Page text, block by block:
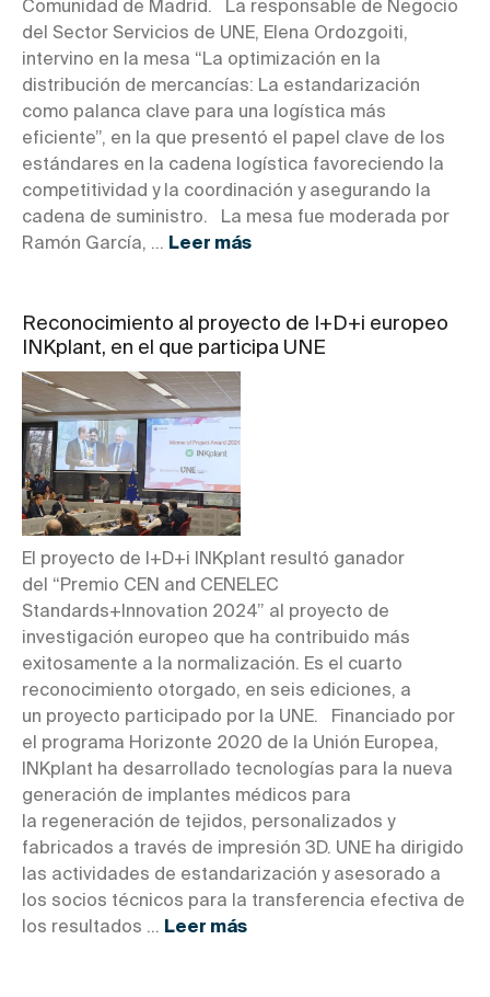
Comunidad de Madrid. La responsable de Negocio
del Sector Servicios de UNE, Elena Ordozgoiti,
intervino en la mesa “La optimización en la
distribución de mercancías: La estandarización
como palanca clave para una logística más
eficiente”, en la que presentó el papel clave de los
estándares en la cadena logística favoreciendo la
competitividad y la coordinación y asegurando la
cadena de suministro. La mesa fue moderada por
Ramón García, ... Leer más
Reconocimiento al proyecto de I+D+i europeo
INKplant, en el que participa UNE
El proyecto de I+D+i INKplant resultó ganador
del “Premio CEN and CENELEC
Standards+Innovation 2024” al proyecto de
investigación europeo que ha contribuido más
exitosamente a la normalización. Es el cuarto
reconocimiento otorgado, en seis ediciones, a
un proyecto participado por la UNE. Financiado por
el programa Horizonte 2020 de la Unión Europea,
INKplant ha desarrollado tecnologías para la nueva
generación de implantes médicos para
la regeneración de tejidos, personalizados y
fabricados a través de impresión 3D. UNE ha dirigido
las actividades de estandarización y asesorado a
los socios técnicos para la transferencia efectiva de
los resultados ... Leer más